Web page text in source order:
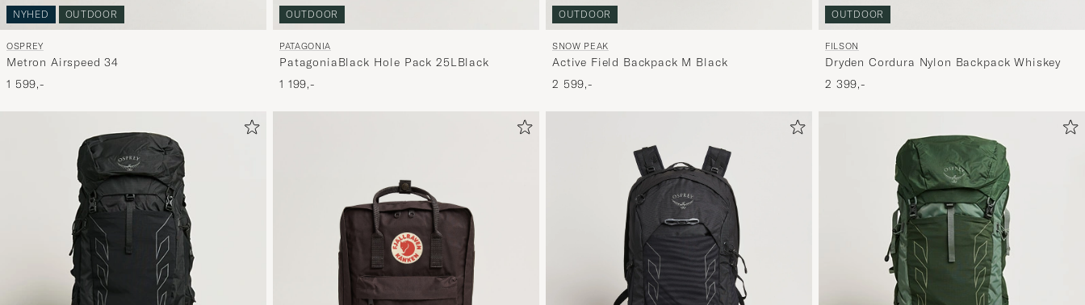
NYHED OUTDOOR
OSPREY
Metron Airspeed 34
1 599,-
OUTDOOR
PATAGONIA
PatagoniaBlack Hole Pack 25LBlack
1 199,-
OUTDOOR
SNOW PEAK
Active Field Backpack M Black
2 599,-
OUTDOOR
FILSON
Dryden Cordura Nylon Backpack Whiskey
2 399,-